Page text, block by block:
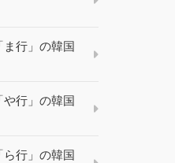
ま行」の韓国
や行」の韓国
ら行」の韓国